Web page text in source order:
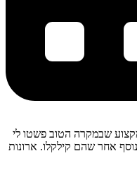
שבמקרה הטוב פשטו לי
אחר שהם קילקלו. ארונות